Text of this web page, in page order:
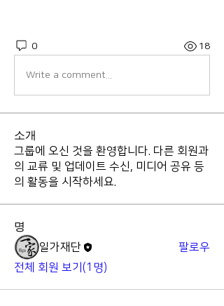
0 18
Write a comment...
소개
그룹에 오신 것을 환영합니다. 다른 회원과
의 교류 및 업데이트 수신, 미디어 공유 등
의 활동을 시작하세요.
명
일가재단
팔로우
전체 회원 보기(1명)